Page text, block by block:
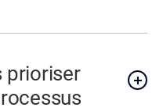
prioriser